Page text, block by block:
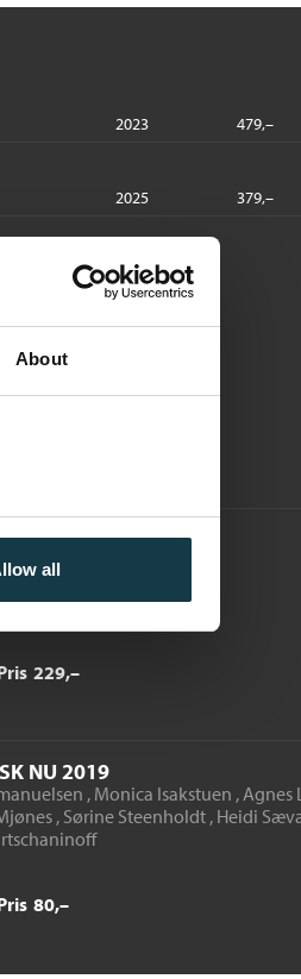
About
all
2023 479,–
2025 379,–
kjærlighet
229,–
NU 2019
, Monica Isakstuen , Agnes
, Sørine Steenholdt , Heidi
80,–